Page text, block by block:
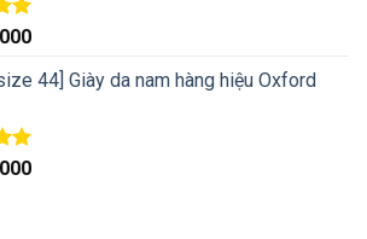
44] Giày da nam hàng hiệu Oxford